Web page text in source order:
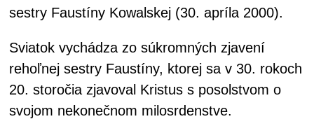
sestry Faustíny Kowalskej (30. apríla 2000).
Sviatok vychádza zo súkromných zjavení
rehoľnej sestry Faustíny, ktorej sa v 30. rokoch
20. storočia zjavoval Kristus s posolstvom o
svojom nekonečnom milosrdenstve.